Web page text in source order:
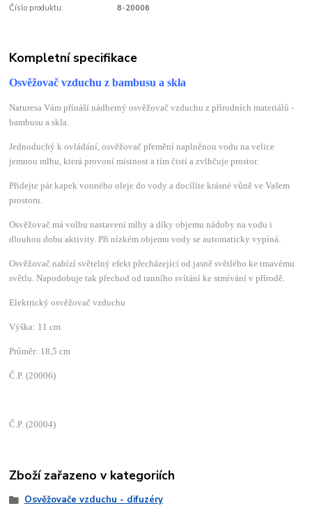
Číslo produktu: 8-20006
Kompletní specifikace
Osvěžovač vzduchu z bambusu a skla
Naturesa Vám přínáší nádherný osvěžovač vzduchu z přírodních materiálů -
bambusu a skla.
Jednoduchý k ovládání, osvěžovač přemění naplněnou vodu na velice
jemnou mlhu, která provoní místnost a tím čistí a zvlhčuje prostor.
Přidejte pár kapek vonného oleje do vody a docílíte krásné vůně ve Vašem
prostoru.
Osvěžovač má volbu nastavení mlhy a díky objemu nádoby na vodu i
dlouhou dobu aktivity. Při nízkém objemu vody se automaticky vypíná.
Osvěžovač nabízí světelný efekt přecházející od jasně světlého ke tmavému
světlu. Napodobuje tak přechod od ranního svítání ke stmívání v přírodě.
Elektrický osvěžovač vzduchu
Výška: 11 cm
Průměr: 18,5 cm
Č.P. (20006)
Č.P. (20004)
Zboží zařazeno v kategoriích
Osvěžovače vzduchu - difuzéry